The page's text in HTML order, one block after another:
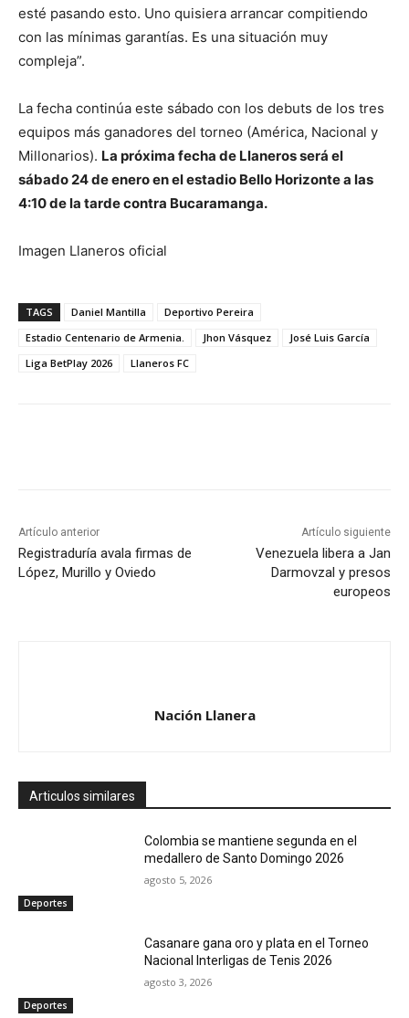
esté pasando esto. Uno quisiera arrancar compitiendo
con las mínimas garantías. Es una situación muy
compleja”.
La fecha continúa este sábado con los debuts de los tres
equipos más ganadores del torneo (América, Nacional y
Millonarios). La próxima fecha de Llaneros será el
sábado 24 de enero en el estadio Bello Horizonte a las
4:10 de la tarde contra Bucaramanga.
Imagen Llaneros oficial
TAGS Daniel Mantilla
Deportivo Pereira
Estadio Centenario de Armenia.
Jhon Vásquez
José Luis García
Liga BetPlay 2026
Llaneros FC
Artículo anterior
Registraduría avala firmas de
López, Murillo y Oviedo
Artículo siguiente
Venezuela libera a Jan
Darmovzal y presos
europeos
Nación Llanera
Articulos similares
Deportes
Colombia se mantiene segunda en el
medallero de Santo Domingo 2026
agosto 5, 2026
Deportes
Casanare gana oro y plata en el Torneo
Nacional Interligas de Tenis 2026
agosto 3, 2026